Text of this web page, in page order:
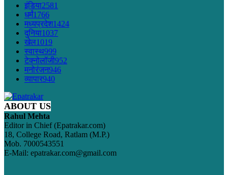
इंडिया2581
धर्मं1766
मध्यप्रदेश1424
दुनिया1037
खेल1019
स्वास्थ999
टेक्नोलॉजी952
मनोरंजन946
व्यापार940
ABOUT US
Rahul Mehta
Editor in Chief (Epatrakar.com)
18, College Road, Ratlam (M.P.)
Mob. 7000543551
E-Mail: epatrakar.com@gmail.com